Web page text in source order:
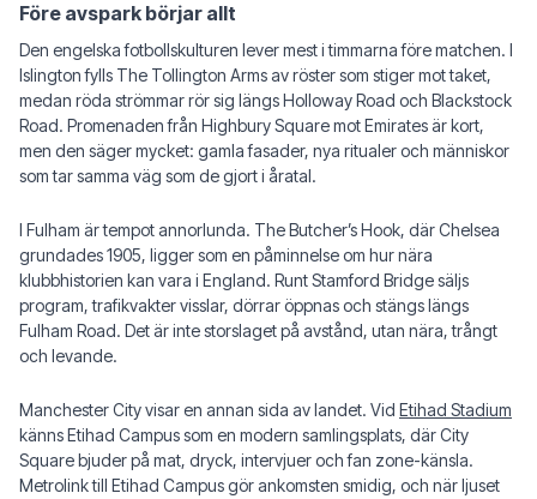
Före avspark börjar allt
Den engelska fotbollskulturen lever mest i timmarna före matchen. I
Islington fylls The Tollington Arms av röster som stiger mot taket,
medan röda strömmar rör sig längs Holloway Road och Blackstock
Road. Promenaden från Highbury Square mot Emirates är kort,
men den säger mycket: gamla fasader, nya ritualer och människor
som tar samma väg som de gjort i åratal.
I Fulham är tempot annorlunda. The Butcher’s Hook, där Chelsea
grundades 1905, ligger som en påminnelse om hur nära
klubbhistorien kan vara i England. Runt Stamford Bridge säljs
program, trafikvakter visslar, dörrar öppnas och stängs längs
Fulham Road. Det är inte storslaget på avstånd, utan nära, trångt
och levande.
Manchester City visar en annan sida av landet. Vid Etihad Stadium
känns Etihad Campus som en modern samlingsplats, där City
Square bjuder på mat, dryck, intervjuer och fan zone-känsla.
Metrolink till Etihad Campus gör ankomsten smidig, och när ljuset